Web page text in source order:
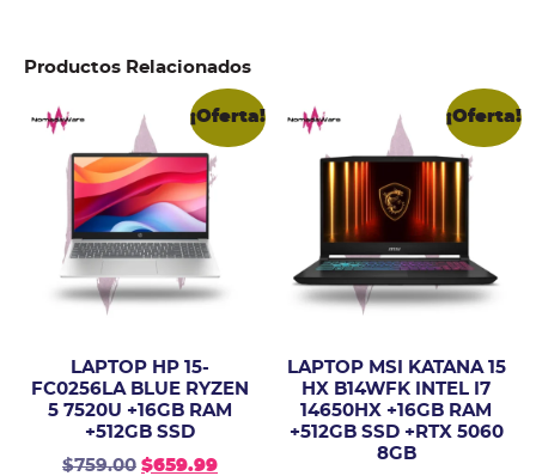
Productos Relacionados
¡Oferta!
LAPTOP HP 15-
FC0256LA BLUE RYZEN
5 7520U +16GB RAM
+512GB SSD
$759.00 $659.99
¡Oferta!
LAPTOP MSI KATANA 15
HX B14WFK INTEL I7
14650HX +16GB RAM
+512GB SSD +RTX 5060
8GB